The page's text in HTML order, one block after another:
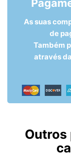
As suas
de
Também
através
Outros